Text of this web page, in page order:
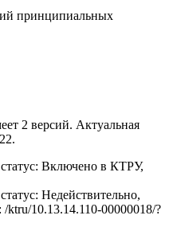
принципиальных
2 версий. Актуальная
Включено в КТРУ,
Недействительно,
ktru/10.13.14.110-00000018/?